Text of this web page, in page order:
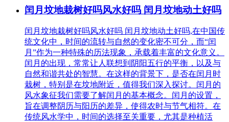
闰月坟地栽树好吗风水好吗 闰月坟地动土好吗
闰月坟地栽树好吗风水好吗 闰月坟地动土好吗,在中国传
统文化中，时间的流转与自然的变化密不可分，而“闰
月”作为一种特殊的历法现象，承载着丰富的文化意义。
闰月的出现，常常让人联想到阴阳五行的平衡，以及与
自然和谐共处的智慧。在这样的背景下，是否在闰月时
栽树，特别是在坟地附近，值得我们深入探讨。闰月的
风水象征我们需要了解闰月的基本概念。闰月的设置，
旨在调整阴历与阳历的差异，使得农时与节气相符。在
传统风水学中，时间的选择至关重要，尤其是种植活